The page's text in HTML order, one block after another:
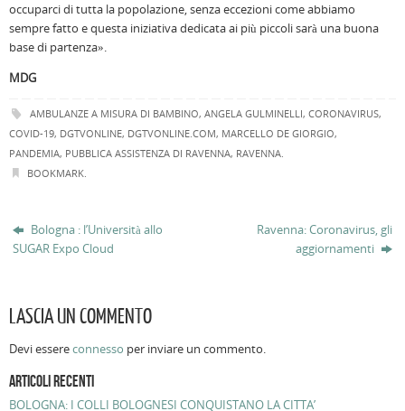
occuparci di tutta la popolazione, senza eccezioni come abbiamo
sempre fatto e questa iniziativa dedicata ai più piccoli sarà una buona
base di partenza».
MDG
AMBULANZE A MISURA DI BAMBINO, ANGELA GULMINELLI, CORONAVIRUS,
COVID-19, DGTVONLINE, DGTVONLINE.COM, MARCELLO DE GIORGIO,
PANDEMIA, PUBBLICA ASSISTENZA DI RAVENNA, RAVENNA.
BOOKMARK.
Bologna : l’Università allo
SUGAR Expo Cloud
Ravenna: Coronavirus, gli
aggiornamenti
LASCIA UN COMMENTO
Devi essereconnesso per inviare un commento.
ARTICOLI RECENTI
BOLOGNA: I COLLI BOLOGNESI CONQUISTANO LA CITTA’